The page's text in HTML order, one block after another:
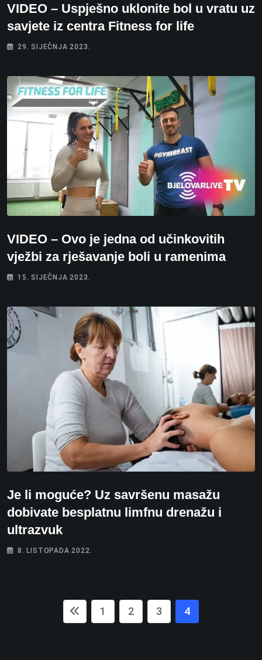
VIDEO – Uspješno uklonite bol u vratu uz
savjete iz centra Fitness for life
29. SIJEČNJA 2023.
VIDEO – Ovo je jedna od učinkovitih
vježbi za rješavanje boli u ramenima
15. SIJEČNJA 2023.
Je li moguće? Uz savršenu masažu
dobivate besplatnu limfnu drenažu i
ultrazvuk
8. LISTOPADA 2022.
1 2 3 4